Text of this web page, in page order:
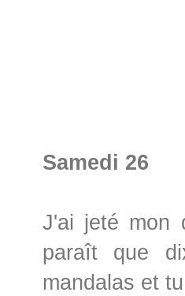
Samedi 26
J'ai jeté mon
paraît que
mandalas et